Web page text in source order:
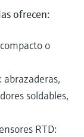
ofrecen:
o
abrazaderas,
soldables,
RTD: